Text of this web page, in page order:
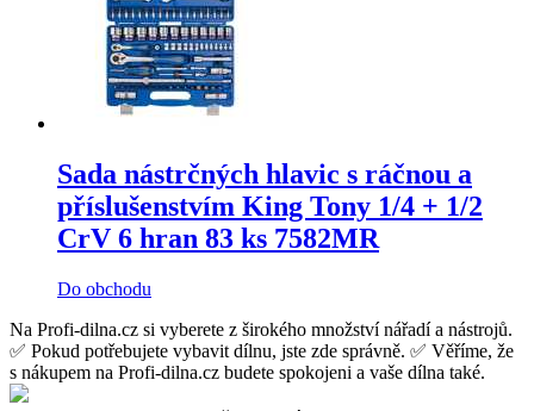
Sada nástrčných hlavic s ráčnou a
příslušenstvím King Tony 1/4 + 1/2
CrV 6 hran 83 ks 7582MR
Do obchodu
Na Profi-dilna.cz si vyberete z širokého množství nářadí a nástrojů.
✅ Pokud potřebujete vybavit dílnu, jste zde správně. ✅ Věříme, že
s nákupem na Profi-dilna.cz budete spokojeni a vaše dílna také.